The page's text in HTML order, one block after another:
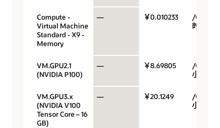
Compute -
Virtual Machine
Standard - X9 -
Memory
— ￥0.010233
/GB/小
时
VM.GPU2.1
(NVIDIA P100)
— ￥8.69805
/GPU/
小时
VM.GPU3.x
(NVIDIA V100
Tensor Core – 16
GB)
— ￥20.1249
/GPU/
小时